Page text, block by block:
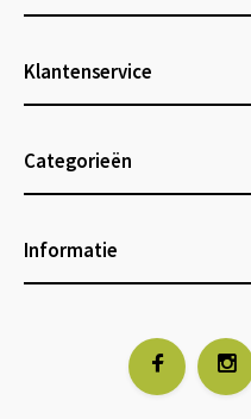
Klantenservice
Categorieën
Informatie